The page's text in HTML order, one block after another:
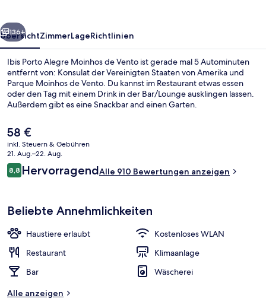
Weiter
136+
ÜbersichtZimmerLageRichtlinien
Ibis Porto Alegre Moinhos de Vento ist gerade mal 5 Autominuten
entfernt von: Konsulat der Vereinigten Staaten von Amerika und
Parque Moinhos de Vento. Du kannst im Restaurant etwas essen
oder den Tag mit einem Drink in der Bar/Lounge ausklingen lassen.
Außerdem gibt es eine Snackbar and einen Garten.
Der
aktuelle
Preis
beträgt
58 €.
58 €
inkl. Steuern & Gebühren
21. Aug.–22. Aug.
Bewertungen
8,88,8 von 10.
HervorragendAlle 910 Bewertungen anzeigen
Beliebte Annehmlichkeiten
Haustiere erlaubt
Kostenloses WLAN
Restaurant
Klimaanlage
Bar
Wäscherei
Alle anzeigen